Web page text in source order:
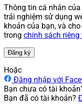
Thông tin cá nhân
trải nghiệm sử dụng
khoản của bạn, và
trong chính sách riêng
Đăng ký
Hoặc
Đăng nhập với
Bạn chưa có tài
Bạn đã có tài khoản?